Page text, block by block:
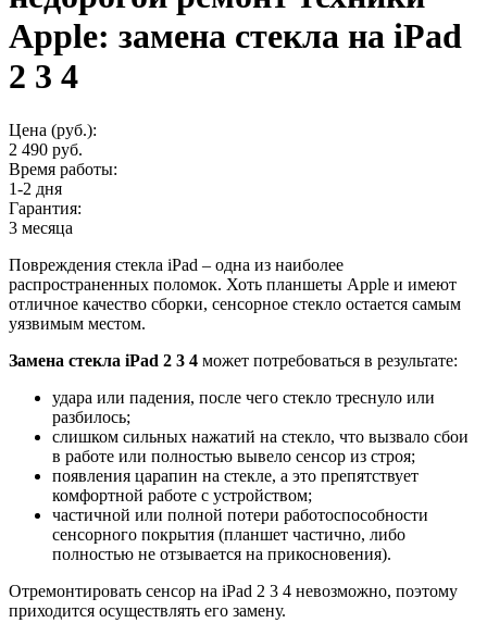
Apple: замена стекла на iPad
2 3 4
Цена (руб.):
2 490 руб.
Время работы:
1-2 дня
Гарантия:
3 месяца
Повреждения стекла iPad – одна из наиболее
распространенных поломок. Хоть планшеты Apple и имеют
отличное качество сборки, сенсорное стекло остается самым
уязвимым местом.
Замена стекла iPad 2 3 4 может потребоваться в результате:
удара или падения, после чего стекло треснуло или
разбилось;
слишком сильных нажатий на стекло, что вызвало сбои
в работе или полностью вывело сенсор из строя;
появления царапин на стекле, а это препятствует
комфортной работе с устройством;
частичной или полной потери работоспособности
сенсорного покрытия (планшет частично, либо
полностью не отзывается на прикосновения).
Отремонтировать сенсор на iPad 2 3 4 невозможно, поэтому
приходится осуществлять его замену.